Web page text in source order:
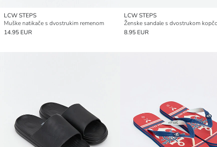
LCW STEPS
Muške natikače s dvostrukim remenom
14.95 EUR
LCW STEPS
Ženske sandale s dvostrukom
8.95 EUR